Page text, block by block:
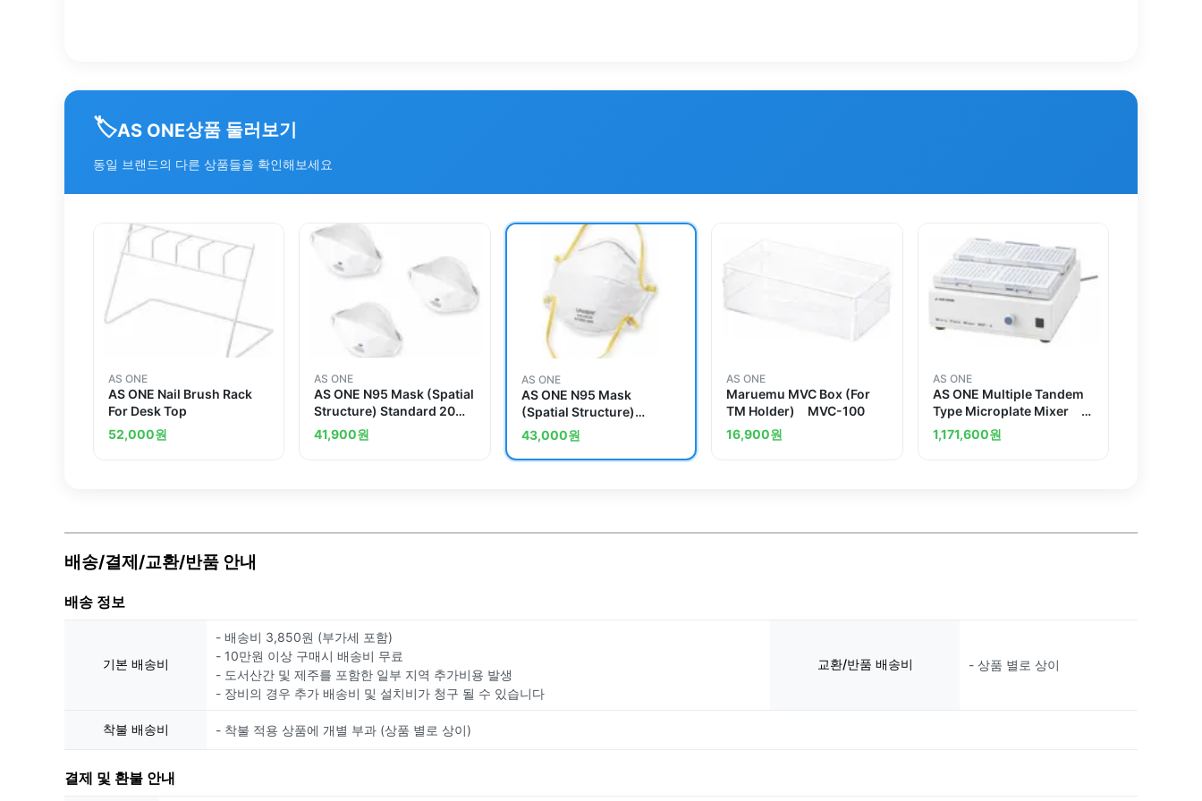
🏷️AS ONE상품 둘러보기
동일 브랜드의 다른 상품들을 확인해보세요
AS ONE
AS ONE Nail Brush Rack
For Desk Top
52,000원
AS ONE
AS ONE N95 Mask (Spatial
Structure) Standard 20
Piecesand others
41,900원
AS ONE
AS ONE N95 Mask
(Spatial Structure)
Standard 20 Piecesand
others
43,000원
AS ONE
Maruemu MVC Box (For
TM Holder) MVC-100
16,900원
AS ONE
AS ONE Multiple Tandem
Type Microplate Mixer
NS-4P
1,171,600원
배송/결제/교환/반품 안내
배송 정보
기본 배송비
- 배송비 3,850원 (부가세 포함)
- 10만원 이상 구매시 배송비 무료
- 도서산간 및 제주를 포함한 일부 지역 추가비용 발생
- 장비의 경우 추가 배송비 및 설치비가 청구 될 수 있습니다
교환/반품 배송비 - 상품 별로 상이
착불 배송비 - 착불 적용 상품에 개별 부과 (상품 별로 상이)
결제 및 환불 안내